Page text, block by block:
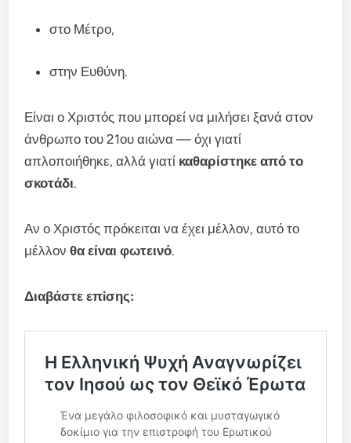
στο Μέτρο,
στην Ευθύνη.
Είναι ο Χριστός που μπορεί να μιλήσει ξανά στον
άνθρωπο του 21ου αιώνα — όχι γιατί
απλοποιήθηκε, αλλά γιατί καθαρίστηκε από το
σκοτάδι.
Αν ο Χριστός πρόκειται να έχει μέλλον, αυτό το
μέλλονθα είναι φωτεινό.
Διαβάστε επiσης: